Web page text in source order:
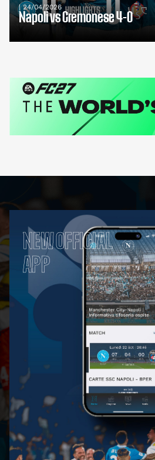
| 24/04/2026
Napoli vs Cremonese 4-0
NEW OFFICIAL
APP